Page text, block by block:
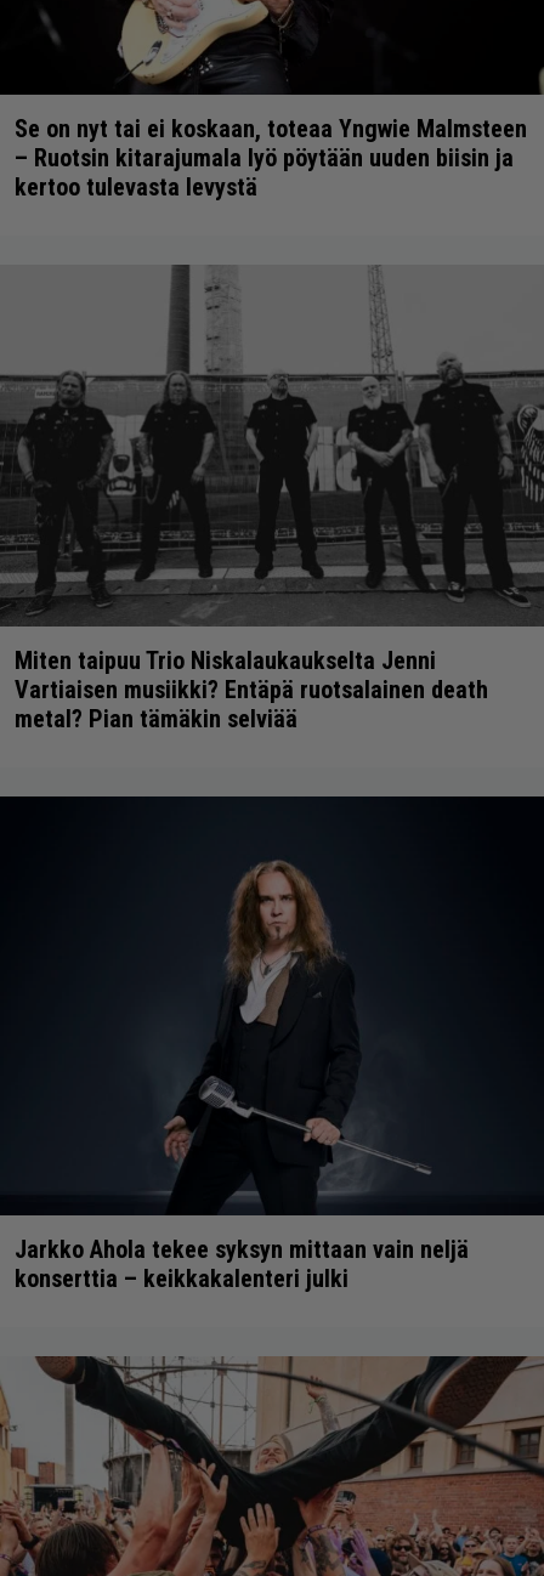
Se on nyt tai ei koskaan, toteaa Yngwie Malmsteen
– Ruotsin kitarajumala lyö pöytään uuden biisin ja
kertoo tulevasta levystä
Miten taipuu Trio Niskalaukaukselta Jenni
Vartiaisen musiikki? Entäpä ruotsalainen death
metal? Pian tämäkin selviää
Jarkko Ahola tekee syksyn mittaan vain neljä
konserttia – keikkakalenteri julki